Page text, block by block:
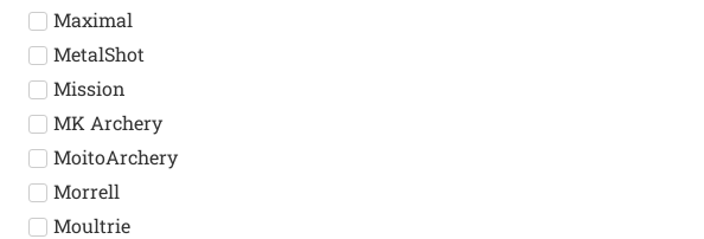
Maximal
MetalShot
Mission
MK Archery
MoitoArchery
Morrell
Moultrie